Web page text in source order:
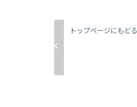
トップページにもどる